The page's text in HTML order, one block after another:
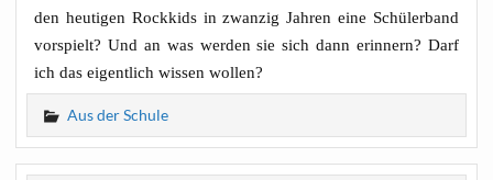
den heu­ti­gen Rock­kids in zwan­zig Jah­ren eine Schü­ler­band
vor­spielt? Und an was wer­den sie sich dann erin­nern? Darf
ich das eigent­lich wis­sen wollen?
Aus der Schule